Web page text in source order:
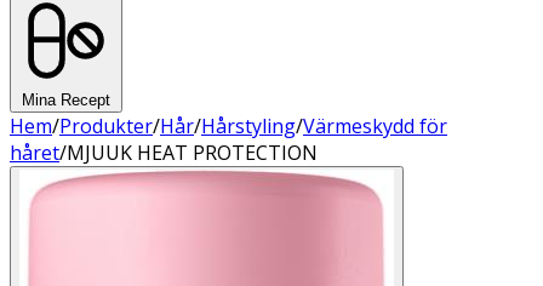
Mina Recept
Hem/Produkter/Hår/Hårstyling/Värmeskydd för
håret/MJUUK HEAT PROTECTION